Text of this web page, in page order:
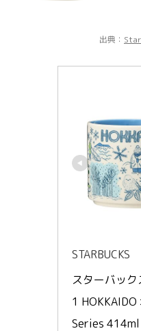
出典：
STARBUCKS
スターバッ
1
Series 414ml